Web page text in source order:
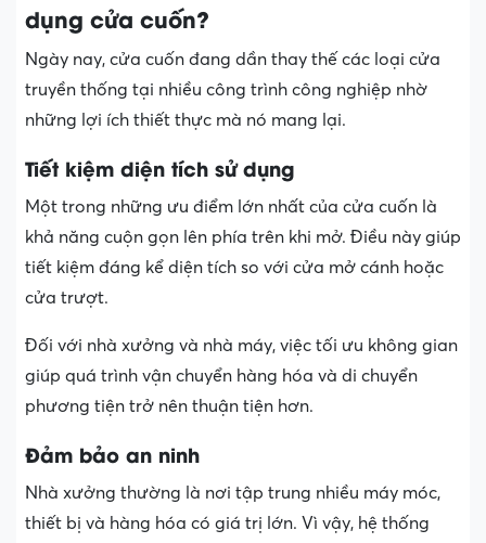
dụng cửa cuốn?
Ngày nay, cửa cuốn đang dần thay thế các loại cửa
truyền thống tại nhiều công trình công nghiệp nhờ
những lợi ích thiết thực mà nó mang lại.
Tiết kiệm diện tích sử dụng
Một trong những ưu điểm lớn nhất của cửa cuốn là
khả năng cuộn gọn lên phía trên khi mở. Điều này giúp
tiết kiệm đáng kể diện tích so với cửa mở cánh hoặc
cửa trượt.
Đối với nhà xưởng và nhà máy, việc tối ưu không gian
giúp quá trình vận chuyển hàng hóa và di chuyển
phương tiện trở nên thuận tiện hơn.
Đảm bảo an ninh
Nhà xưởng thường là nơi tập trung nhiều máy móc,
thiết bị và hàng hóa có giá trị lớn. Vì vậy, hệ thống